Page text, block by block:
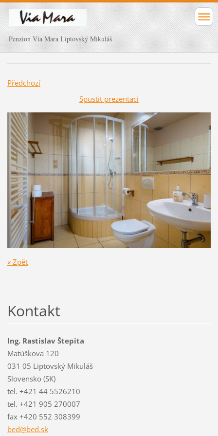
Penzion Via Mara Liptovský Mikuláš
Předchozí
Spustit prezentaci
« Zpět
Kontakt
Ing. Rastislav Štepita
Matúškova 120
031 05 Liptovský Mikuláš
Slovensko (SK)
tel. +421 44 5526210
tel. +421 905 270007
fax +420 552 308399
bed@bed.sk